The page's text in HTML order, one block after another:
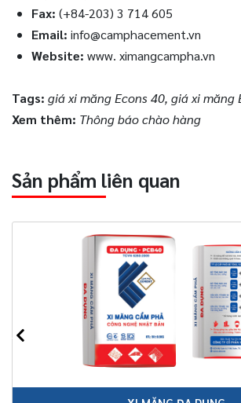
Fax: (+84-203) 3 714 605
Email: info@camphacement.vn
Website: www. ximangcampha.vn
Tags: giá xi măngEcons 40, giá xi măng
Xem thêm: Thông báo chào hàng
Sản phẩm liên quan